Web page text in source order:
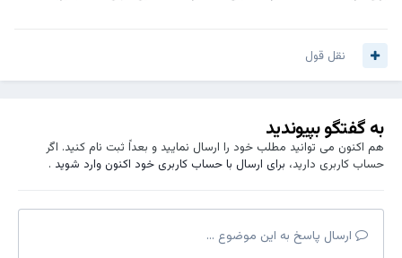
نقل قول
به گفتگو بپیوندید
هم اکنون می توانید مطلب خود را ارسال نمایید و بعداً ثبت نام کنید. اگر
حساب کاربری دارید، برای ارسال با حساب کاربری خود اکنون وارد شوید.
ارسال پاسخ به این موضوع ...